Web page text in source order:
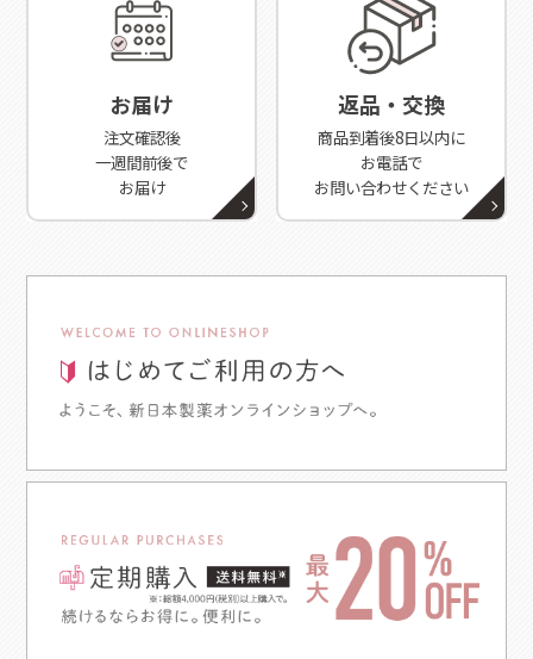
お届け
注文確認後
一週間前後で
お届け
返品・交換
商品到着後8日以内に
お電話で
お問い合わせください